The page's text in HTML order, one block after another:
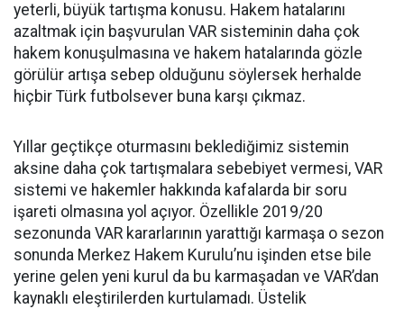
yeterli, büyük tartışma konusu. Hakem hatalarını
azaltmak için başvurulan VAR sisteminin daha çok
hakem konuşulmasına ve hakem hatalarında gözle
görülür artışa sebep olduğunu söylersek herhalde
hiçbir Türk futbolsever buna karşı çıkmaz.
Yıllar geçtikçe oturmasını beklediğimiz sistemin
aksine daha çok tartışmalara sebebiyet vermesi, VAR
sistemi ve hakemler hakkında kafalarda bir soru
işareti olmasına yol açıyor. Özellikle 2019/20
sezonunda VAR kararlarının yarattığı karmaşa o sezon
sonunda Merkez Hakem Kurulu’nu işinden etse bile
yerine gelen yeni kurul da bu karmaşadan ve VAR’dan
kaynaklı eleştirilerden kurtulamadı. Üstelik